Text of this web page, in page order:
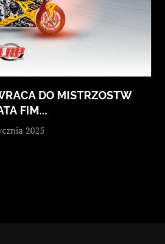
DO MISTRZOSTW
FIM...
2025